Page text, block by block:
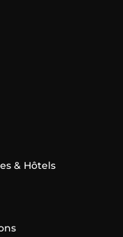
& Hôtels